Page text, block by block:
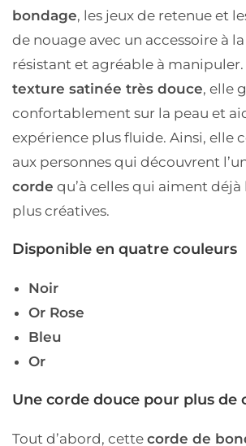
bondage, les jeux de retenue et
de nouage avec un accessoire à
résistant et agréable à manipuler.
texture satinée très douce, elle
confortablement sur la peau et
expérience plus fluide. Ainsi, elle
aux personnes qui découvrent
corde qu’à celles qui aiment déjà
plus créatives.
Disponible en quatre couleurs
Noir
Or Rose
Bleu
Or
Une corde douce pour plus de
Tout d’abord, cette corde de